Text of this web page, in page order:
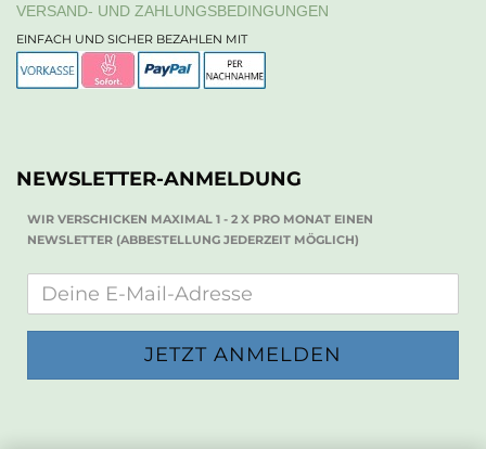
VERSAND- UND ZAHLUNGSBEDINGUNGEN
EINFACH UND SICHER BEZAHLEN MIT
NEWSLETTER-ANMELDUNG
WIR VERSCHICKEN MAXIMAL 1 - 2 X PRO MONAT EINEN
NEWSLETTER (ABBESTELLUNG JEDERZEIT MÖGLICH)